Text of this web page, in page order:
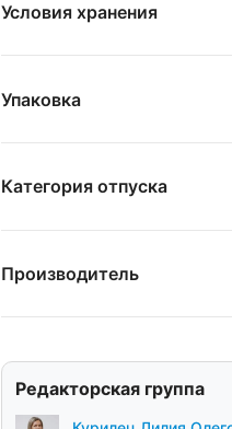
Условия хранения
Упаковка
Категория отпуска
Производитель
Редакторская группа